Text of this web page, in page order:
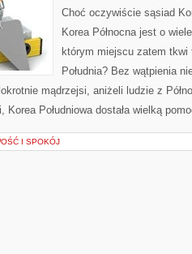
Choć oczywiście sąsiad
Korea Północna jest o
którym miejscu zatem
Południa? Bez wątpienia
mądrzejsi, aniżeli ludzie z
Korea Południowa dostała wielką
I SPOKÓJ